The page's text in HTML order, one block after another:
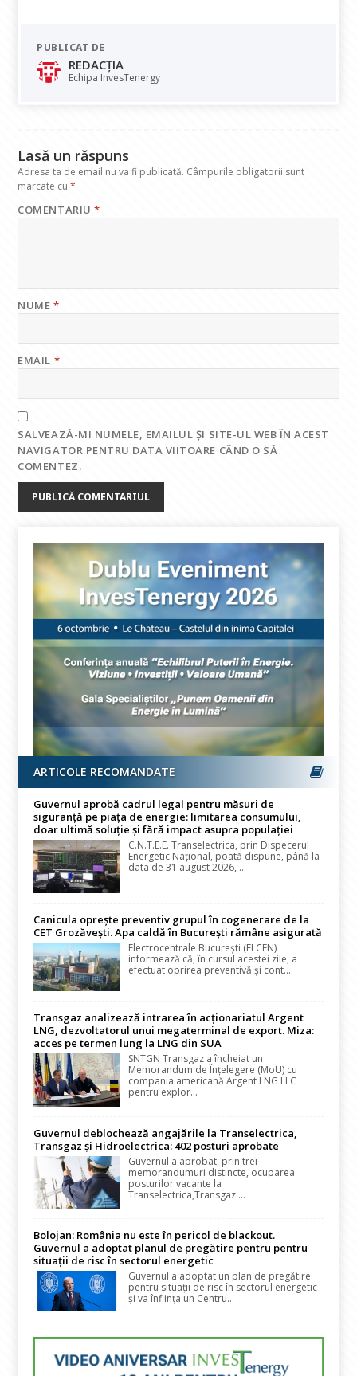
e
b
o
at
s
A dI
PUBLICAT DE
REDACȚIA
Echipa InvesTenergy
Lasă un răspuns
Adresa ta de email nu va fi publicată. Câmpurile obligatorii sunt
marcate cu*
COMENTARIU*
NUME*
EMAIL *
SALVEAZĂ-MI NUMELE, EMAILUL ȘI SITE-UL WEB ÎN ACEST
NAVIGATOR PENTRU DATA VIITOARE CÂND O SĂ
COMENTEZ.
ARTICOLE RECOMANDATE
Guvernul aprobă cadrul legal pentru măsuri de
siguranță pe piața de energie: limitarea consumului,
doar ultimă soluție și fără impact asupra populației
C.N.T.E.E. Transelectrica, prin Dispecerul
Energetic Național, poată dispune, până la
data de 31 august 2026, ...
Canicula oprește preventiv grupul în cogenerare de la
CET Grozăvești. Apa caldă în București rămâne asigurată
Electrocentrale București (ELCEN)
informează că, în cursul acestei zile, a
efectuat oprirea preventivă și cont...
Transgaz analizează intrarea în acționariatul Argent
LNG, dezvoltatorul unui megaterminal de export. Miza:
acces pe termen lung la LNG din SUA
SNTGN Transgaz a încheiat un
Memorandum de Înțelegere (MoU) cu
compania americană Argent LNG LLC
pentru explor...
Guvernul deblochează angajările la Transelectrica,
Transgaz și Hidroelectrica: 402 posturi aprobate
Guvernul a aprobat, prin trei
memorandumuri distincte, ocuparea
posturilor vacante la
Transelectrica,Transgaz ...
Bolojan: România nu este în pericol de blackout.
Guvernul a adoptat planul de pregătire pentru pentru
situații de risc în sectorul energetic
Guvernul a adoptat un plan de pregătire
pentru situații de risc în sectorul energetic
și va înființa un Centru...